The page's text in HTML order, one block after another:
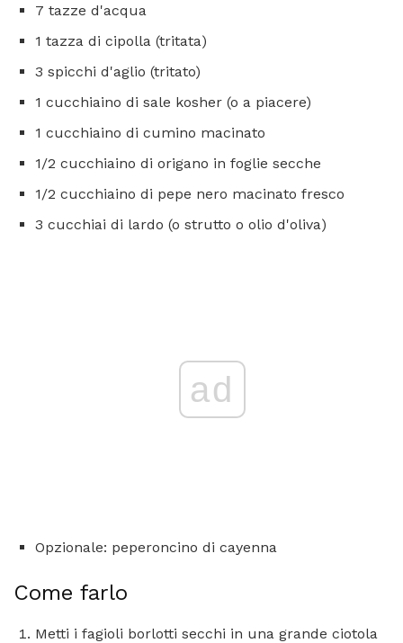
7 tazze d'acqua
1 tazza di cipolla (tritata)
3 spicchi d'aglio (tritato)
1 cucchiaino di sale kosher (o a piacere)
1 cucchiaino di cumino macinato
1/2 cucchiaino di origano in foglie secche
1/2 cucchiaino di pepe nero macinato fresco
3 cucchiai di lardo (o strutto o olio d'oliva)
ad
Opzionale: peperoncino di cayenna
Come farlo
Metti i fagioli borlotti secchi in una grande ciotola